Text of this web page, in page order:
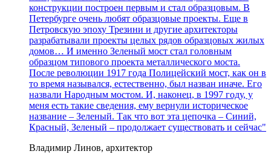
конструкции построен первым и стал образцовым. В
Петербурге очень любят образцовые проекты. Еще в
Петровскую эпоху Трезини и другие архитекторы
разрабатывали проекты целых рядов образцовых жилых
домов… И именно Зеленый мост стал головным
образцом типового проекта металлического моста.
После революции 1917 года Полицейский мост, как он в
то время назывался, естественно, был назван иначе. Его
назвали Народным мостом. И, наконец, в 1997 году, у
меня есть такие сведения, ему вернули историческое
название – Зеленый. Так что вот эта цепочка – Синий,
Красный, Зеленый – продолжает существовать и сейчас"
Владимир Линов, архитектор